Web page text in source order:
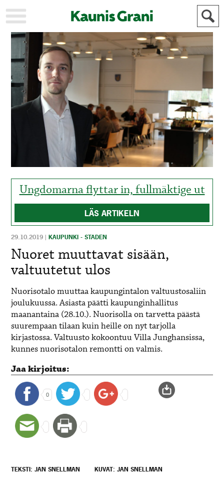
KAUPUNKI
STADEN
AJANKOHTAISTA
AKTUELLT
URHEILU
IDROTT
KULTTUURI
HISTORIA
HISTORIA
YLEINEN
ALLMÄN
MAINOSTAJILLE
FÖR
ANNONSÖRER
Ungdomarna flyttar in, fullmäktige ut
LÄS ARTIKELN
29.10.2019 |KAUPUNKI - STADEN
Nuoret muuttavat sisään,
valtuutetut ulos
Nuorisotalo muuttaa kaupungintalon valtuustosaliin
joulukuussa. Asiasta päätti kaupunginhallitus
maanantaina (28.10.). Nuorisolla on tarvetta päästä
suurempaan tilaan kuin heille on nyt tarjolla
kirjastossa. Valtuusto kokoontuu Villa Junghansissa,
kunnes nuorisotalon remontti on valmis.
Jaa kirjoitus:
0
TEKSTI: JAN SNELLMAN KUVAT: JAN SNELLMAN